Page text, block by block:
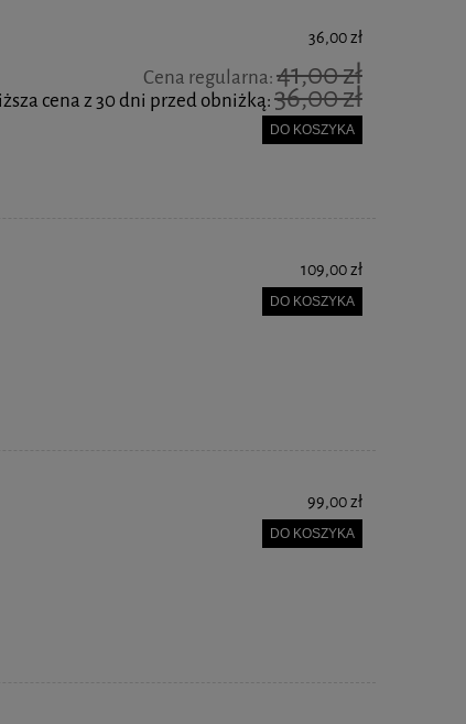
36,00 zł
Cena regularna:41,00 zł
cena z 30 dni przed obniżką:36,00 zł
DO KOSZYKA
109,00 zł
DO KOSZYKA
99,00 zł
DO KOSZYKA